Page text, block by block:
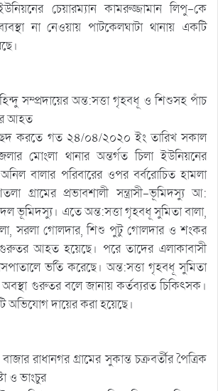
চেয়ারম্যান কামরুজ্জামান লিপু-কে
না নেওয়ায় পাটকেলঘাটা থানায় একটি
সম্প্রদায়ের অন্ত:সত্তা গৃহবধূ ও শিশুসহ পাঁচ
আহত
করতে গত ২৪/০৪/২০২০ ইং তারিখ সকাল
মোংলা থানার অন্তর্গত চিলা ইউনিয়নের
অনিল বালার পরিবারের ওপর বর্বরোচিত হামলা
গ্রামের প্রভাবশালী সন্ত্রাসী-ভূমিদস্যু আ:
ভূমিদস্যু। এতে অন্ত:সত্তা গৃহবধূ সুমিতা বালা,
সরলা গোলদার, শিশু পুটু গোলদার ও শংকর
আহত হয়েছে। পরে তাদের এলাকাবাসী
ভর্তি করেছে। অন্ত:সত্তা গৃহবধূ সুমিতা
গুরুতর বলে জানায় কর্তব্যরত চিকিৎসক।
অভিযোগ দায়ের করা হয়েছে।
রাধানগর গ্রামের সুকান্ত চক্রবর্তীর পৈত্রিক
ও ভাংচুর